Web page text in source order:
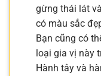
gừng thái lát
có màu sắc
Bạn cũng có
loại gia vị này
Hành tây và